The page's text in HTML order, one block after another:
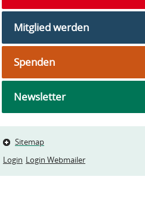
Mitglied werden
Spenden
Newsletter
Sitemap
Login Login Webmailer